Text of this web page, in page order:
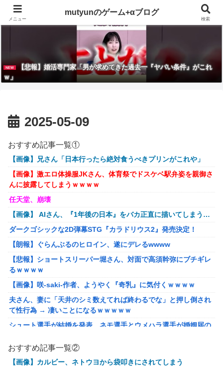
NEW
【悲報】婚活専門家「男が求めてきた過去一『ヤバい条件』がこれ
ｗ」
2025-05-09
おすすめ記事一覧①
【画像】兄さん「日本行ったら絶対食うべきプリンがこれや」
【画像】激エロ体操服JKさん、体育祭でドスケベ駅弁姿を親御さ
んに披露してしまうｗｗｗｗ
任天堂、崩壊
【画像】 AIさん、『1年後の日本』をバカ正直に描いてしまう…
ダークゴシックな2D弾幕STG『カラドリウス2』発売決定！
【朗報】ぐらんぶるのヒロイン、遂にデレるwwww
【悲報】ショートスリーパー堀さん、対面で高須幹弥にブチギレ
るｗｗｗｗ
【画像】咲-saki-作者、ようやく『奇乳』に気付くｗｗｗｗ
夫さん、妻に「天井のシミ数えてれば終わるでな」と押し倒され
て性行為 → 凄いことになるｗｗｗｗｗ
シュート選手が結婚を発表、ネモ選手とウメハラ選手が婚姻届の
流行を無視したとき「正直ダサくね？」ってなるファッション上
げてけ
おすすめ記事一覧②
【画像】カルビー、ネトウヨから袋叩きにされてしまう
メニュー
mutyunのゲーム+αブログ
検索